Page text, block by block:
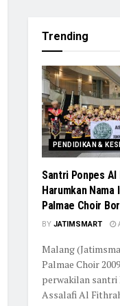
Trending
PENDIDIKAN &
Santri Ponpes Al
Harumkan
Palmae Choir
BY JATIMSMART
Malang
Palmae Choir
perwakilan
Assalafi Al